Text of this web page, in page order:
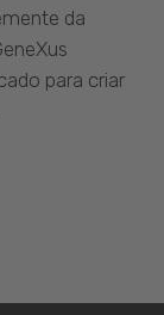
da
para criar